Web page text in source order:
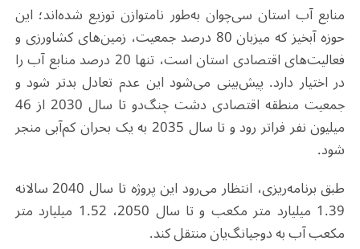
منابع آب استان سی‌چوان به‌طور نامتوازن توزیع شده‌اند؛ این
حوزه آبخیز که میزبان 80 درصد جمعیت، زمین‌های کشاورزی و
فعالیت‌های اقتصادی استان است، تنها 20 درصد منابع آب را
در اختیار دارد. پیش‌بینی می‌شود این عدم تعادل بدتر شود و
جمعیت منطقه اقتصادی دشت چنگ‌دو تا سال 2030 از 46
میلیون نفر فراتر رود و تا سال 2035 به یک بحران کم‌آبی منجر
شود.
طبق برنامه‌ریزی، انتظار می‌رود این پروژه تا سال 2040 سالانه
1.39 میلیارد متر مکعب و تا سال 2050، 1.52 میلیارد متر
مکعب آب به دوجیانگ‌یان منتقل کند.